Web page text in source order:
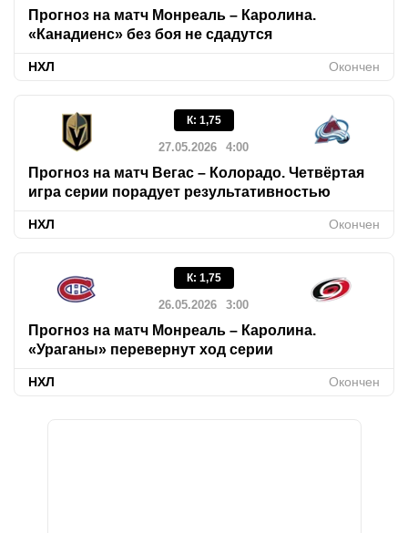
Прогноз на матч Монреаль – Каролина.
«Канадиенс» без боя не сдадутся
НХЛ Окончен
К: 1,75
27.05.2026 4:00
Прогноз на матч Вегас – Колорадо. Четвёртая
игра серии порадует результативностью
НХЛ Окончен
К: 1,75
26.05.2026 3:00
Прогноз на матч Монреаль – Каролина.
«Ураганы» перевернут ход серии
НХЛ Окончен